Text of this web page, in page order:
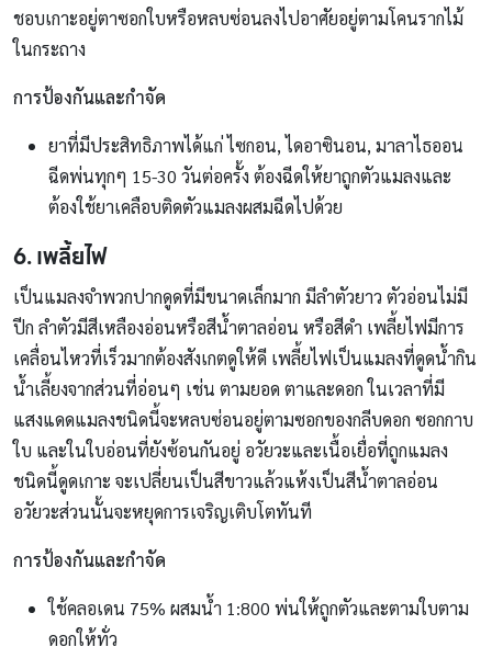
ชอบเกาะอยู่ตาซอกใบหรือหลบซ่อนลงไปอาศัยอยู่ตามโคนรากไม้
ในกระถาง
การป้องกันและกำจัด
ยาที่มีประสิทธิภาพได้แก่ ไซกอน, ไดอาซินอน, มาลาไธออน
ฉีดพ่นทุกๆ 15-30 วันต่อครั้ง ต้องฉีดให้ยาถูกตัวแมลงและ
ต้องใช้ยาเคลือบติดตัวแมลงผสมฉีดไปด้วย
6. เพลี้ยไฟ
เป็นแมลงจำพวกปากดูดที่มีขนาดเล็กมาก มีลำตัวยาว ตัวอ่อนไม่มี
ปีก ลำตัวมีสีเหลืองอ่อนหรือสีน้ำตาลอ่อน หรือสีดำ เพลี้ยไฟมีการ
เคลื่อนไหวที่เร็วมากต้องสังเกตดูให้ดี เพลี้ยไฟเป็นแมลงที่ดูดน้ำกิน
น้ำเลี้ยงจากส่วนที่อ่อนๆ เช่น ตามยอด ตาและดอก ในเวลาที่มี
แสงแดดแมลงชนิดนี้จะหลบซ่อนอยู่ตามซอกของกลีบดอก ซอกกาบ
ใบ และในใบอ่อนที่ยังซ้อนกันอยู่ อวัยวะและเนื้อเยื่อที่ถูกแมลง
ชนิดนี้ดูดเกาะ จะเปลี่ยนเป็นสีขาวแล้วแห้งเป็นสีน้ำตาลอ่อน
อวัยวะส่วนนั้นจะหยุดการเจริญเติบโตทันที
การป้องกันและกำจัด
ใช้คลอเดน 75% ผสมน้ำ 1:800 พ่นให้ถูกตัวและตามใบตาม
ดอกให้ทั่ว